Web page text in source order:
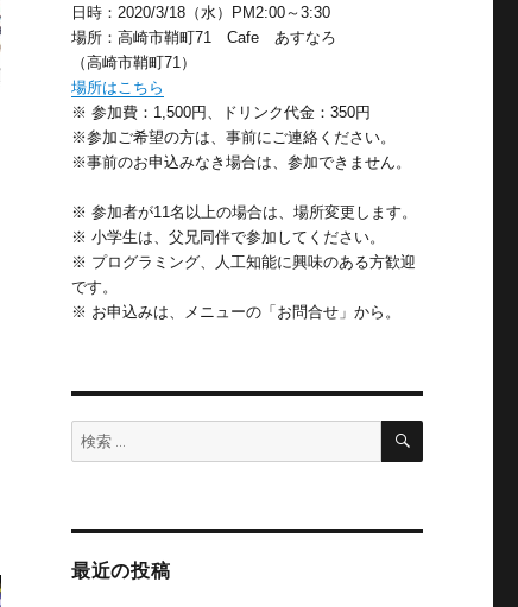
日時：2020/3/18（水）PM2:00～3:30
場所：高崎市鞘町71 Cafe あすなろ
（高崎市鞘町71）
場所はこちら
※ 参加費：1,500円、ドリンク代金：350円
※参加ご希望の方は、事前にご連絡ください。
※事前のお申込みなき場合は、参加できません。
※ 参加者が11名以上の場合は、場所変更します。
※ 小学生は、父兄同伴で参加してください。
※ プログラミング、人工知能に興味のある方歓迎
です。
※ お申込みは、メニューの「お問合せ」から。
検
索:
検
最近の投稿